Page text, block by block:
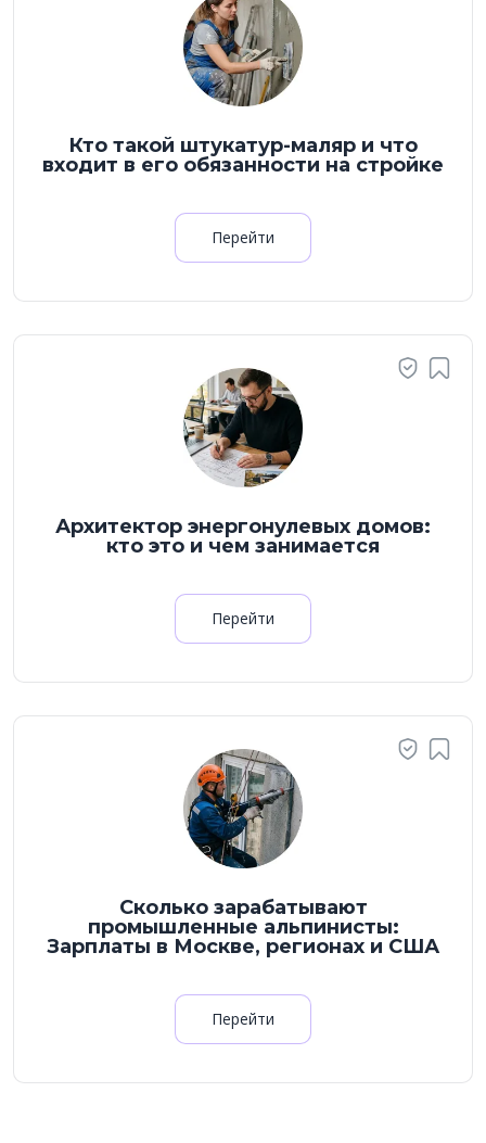
Кто такой штукатур-маляр и что
входит в его обязанности на стройке
Перейти
Архитектор энергонулевых домов:
кто это и чем занимается
Перейти
Сколько зарабатывают
промышленные альпинисты:
Зарплаты в Москве, регионах и США
Перейти